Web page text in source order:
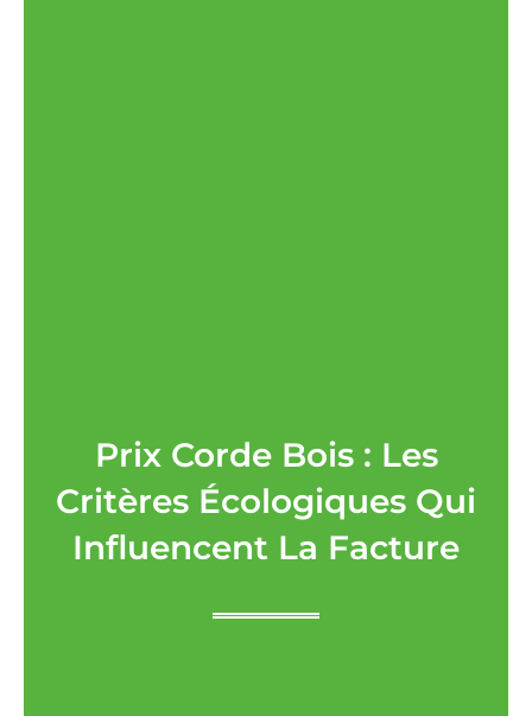
Prix Corde Bois : Les
Critères Écologiques Qui
Influencent La Facture